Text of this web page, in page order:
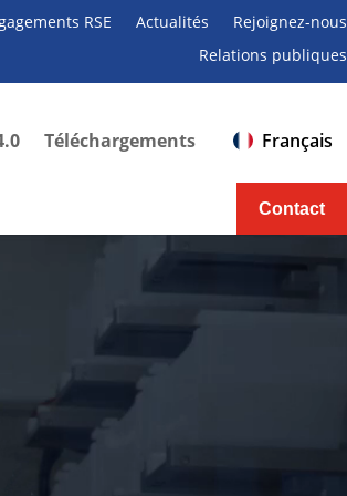
RSE Actualités
Rejoignez-nous
Relations publiques
Téléchargements Français
Contact